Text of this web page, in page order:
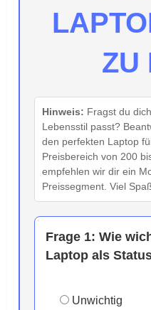
ZU
Hinweis: Fragst du
Lebensstil passt?
den perfekten Laptop
Preisbereich von 200
empfehlen wir dir ein
Preissegment. Viel
Frage 1: Wie
Laptop als
Unwichtig